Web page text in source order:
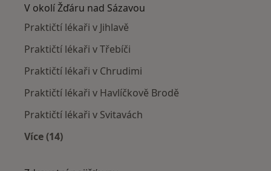
V okolí Žďáru nad Sázavou
Praktičtí lékaři v Jihlavě
Praktičtí lékaři v Třebíči
Praktičtí lékaři v Chrudimi
Praktičtí lékaři v Havlíčkově Brodě
Praktičtí lékaři v Svitavách
Více (14)